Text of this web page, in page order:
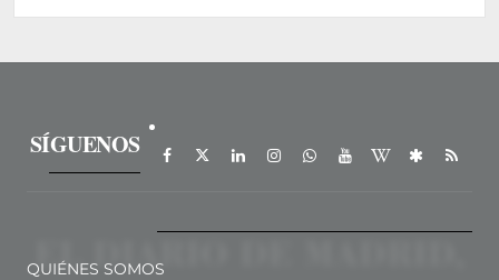
SÍGUENOS
QUIÉNES SOMOS